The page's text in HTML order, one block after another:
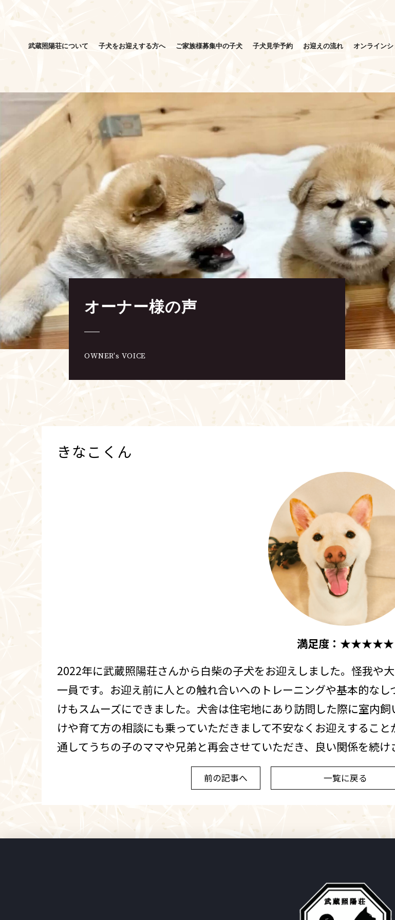
武蔵照陽荘について 子犬をお迎えする方へ ご家族様募集中の子犬 子犬見学予約 お迎えの流れ オンライン
オーナー様の声
OWNER's VOICE
きなこくん
満足度： ★★★★★
2022年に武蔵照陽荘さんから白柴の子犬をお迎えしました。怪我や
一員です。お迎え前に人との触れ合いへのトレーニングや基本的な
けもスムーズにできました。犬舎は住宅地にあり訪問した際に室内
けや育て方の相談にも乗っていただきまして不安なくお迎えするこ
通してうちの子のママや兄弟と再会させていただき、良い関係を続け
前の記事へ 一覧に戻る